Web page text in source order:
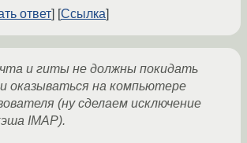
ответ
Ссылка
и гиты не должны покидать
оказываться на компьютере
(ну сделаем исключение
IMAP).